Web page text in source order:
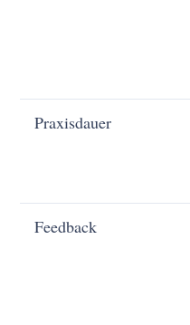
Praxisdauer
Feedback